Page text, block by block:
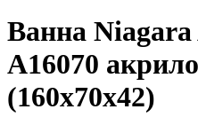
Ванна
A16070
(160х70х42)